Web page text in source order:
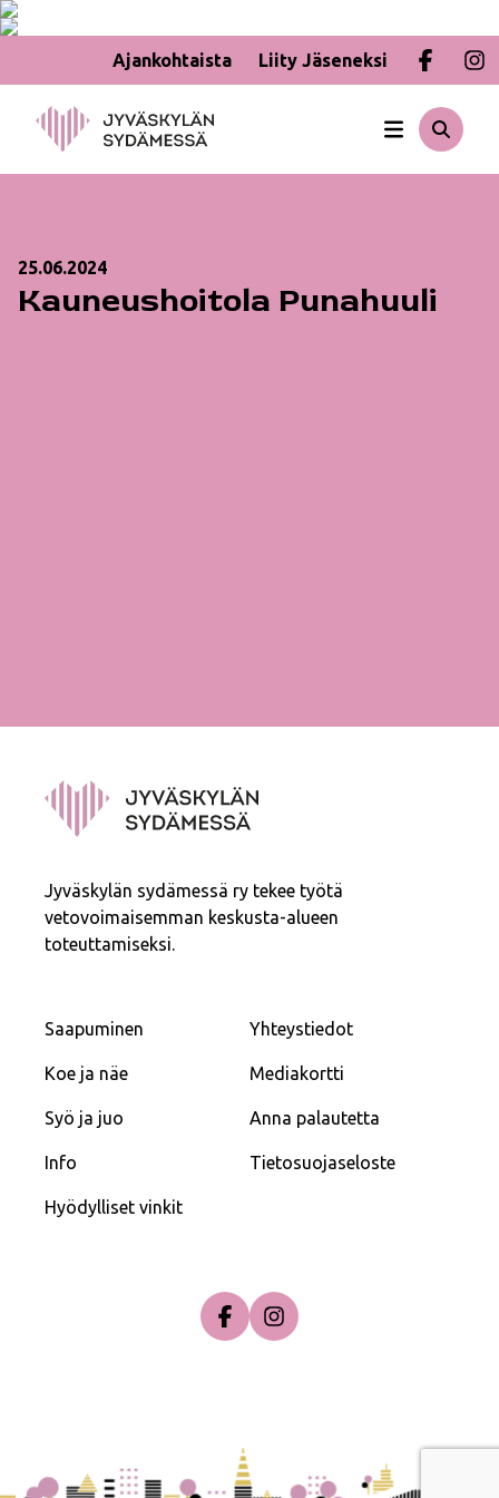
Ajankohtaista
Liity Jäseneksi
sisältöön
25.06.2024
Kauneushoitola Punahuuli
Jyväskylän sydämessä ry tekee työtä
vetovoimaisemman keskusta-alueen
toteuttamiseksi.
Saapuminen
Koe ja näe
Syö ja juo
Info
Hyödylliset vinkit
Yhteystiedot
Mediakortti
Anna palautetta
Tietosuojaseloste